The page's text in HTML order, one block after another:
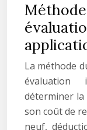
La méthode
évaluation
déterminer la
son coût de
neuf,